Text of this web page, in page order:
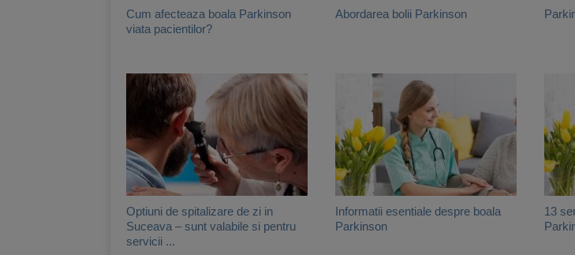
Cum afecteaza boala Parkinson
viata pacientilor?
Abordarea bolii Parkinson
Optiuni de spitalizare de zi in
Suceava – sunt valabile si pentru
servicii ...
Informatii esentiale despre boala
Parkinson
13